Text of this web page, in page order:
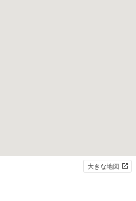
大きな地図